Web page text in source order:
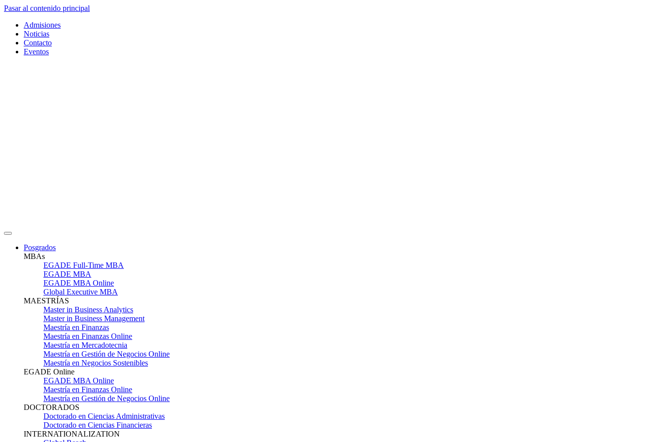
Pasar al contenido principal
Admisiones
Noticias
Contacto
Eventos
Posgrados
MBAs
EGADE Full-Time MBA
EGADE MBA
EGADE MBA Online
Global Executive MBA
MAESTRÍAS
Master in Business Analytics
Master in Business Management
Maestría en Finanzas
Maestría en Finanzas Online
Maestría en Mercadotecnia
Maestría en Gestión de Negocios Online
Maestría en Negocios Sostenibles
EGADE Online
EGADE MBA Online
Maestría en Finanzas Online
Maestría en Gestión de Negocios Online
DOCTORADOS
Doctorado en Ciencias Administrativas
Doctorado en Ciencias Financieras
INTERNATIONALIZATION